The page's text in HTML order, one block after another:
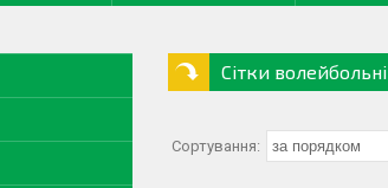
Сітки волейбольні